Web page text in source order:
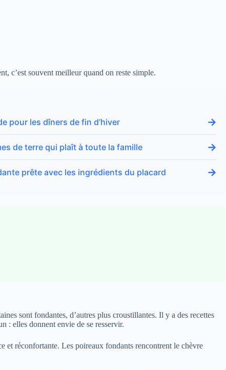
c’est souvent meilleur quand on reste simple.
pour les dîners de fin d’hiver →
de terre qui plaît à toute la famille →
prête avec les ingrédients du placard →
sont fondantes, d’autres plus croustillantes. Il y a des recettes
: elles donnent envie de se resservir.
et réconfortante. Les poireaux fondants rencontrent le chèvre